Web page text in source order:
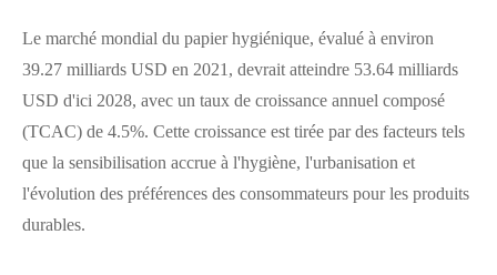
Le marché mondial du papier hygiénique, évalué à environ
39.27 milliards USD en 2021, devrait atteindre 53.64 milliards
USD d'ici 2028, avec un taux de croissance annuel composé
(TCAC) de 4.5%. Cette croissance est tirée par des facteurs tels
que la sensibilisation accrue à l'hygiène, l'urbanisation et
l'évolution des préférences des consommateurs pour les produits
durables.